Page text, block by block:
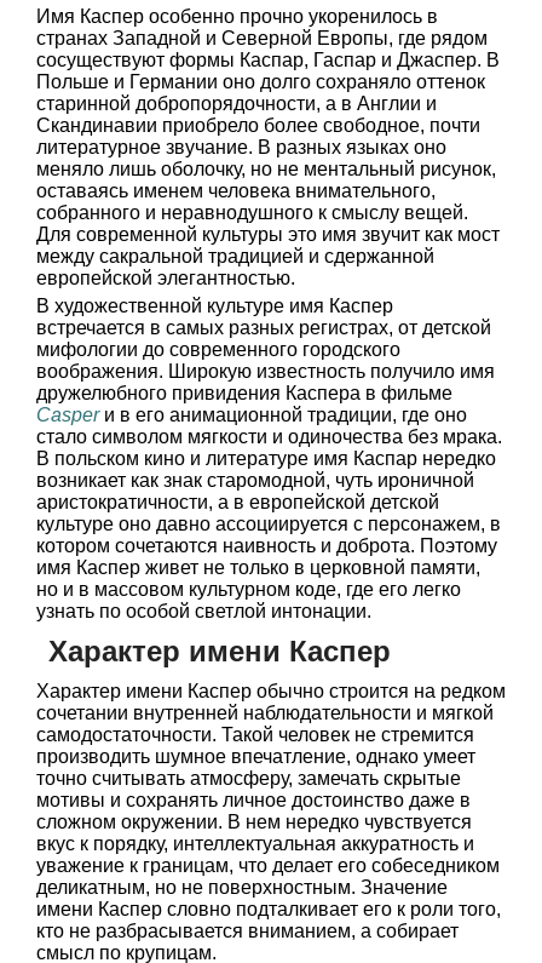
Имя Каспер особенно прочно укоренилось в
странах Западной и Северной Европы, где рядом
сосуществуют формы Каспар, Гаспар и Джаспер. В
Польше и Германии оно долго сохраняло оттенок
старинной добропорядочности, а в Англии и
Скандинавии приобрело более свободное, почти
литературное звучание. В разных языках оно
меняло лишь оболочку, но не ментальный рисунок,
оставаясь именем человека внимательного,
собранного и неравнодушного к смыслу вещей.
Для современной культуры это имя звучит как мост
между сакральной традицией и сдержанной
европейской элегантностью.
В художественной культуре имя Каспер
встречается в самых разных регистрах, от детской
мифологии до современного городского
воображения. Широкую известность получило имя
дружелюбного привидения Каспера в фильме
Casperи в его анимационной традиции, где оно
стало символом мягкости и одиночества без мрака.
В польском кино и литературе имя Каспар нередко
возникает как знак старомодной, чуть ироничной
аристократичности, а в европейской детской
культуре оно давно ассоциируется с персонажем, в
котором сочетаются наивность и доброта. Поэтому
имя Каспер живет не только в церковной памяти,
но и в массовом культурном коде, где его легко
узнать по особой светлой интонации.
Характер имени Каспер
Характер имени Каспер обычно строится на редком
сочетании внутренней наблюдательности и мягкой
самодостаточности. Такой человек не стремится
производить шумное впечатление, однако умеет
точно считывать атмосферу, замечать скрытые
мотивы и сохранять личное достоинство даже в
сложном окружении. В нем нередко чувствуется
вкус к порядку, интеллектуальная аккуратность и
уважение к границам, что делает его собеседником
деликатным, но не поверхностным. Значение
имени Каспер словно подталкивает его к роли того,
кто не разбрасывается вниманием, а собирает
смысл по крупицам.